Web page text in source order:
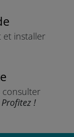
et installer
consulter
Profitez !